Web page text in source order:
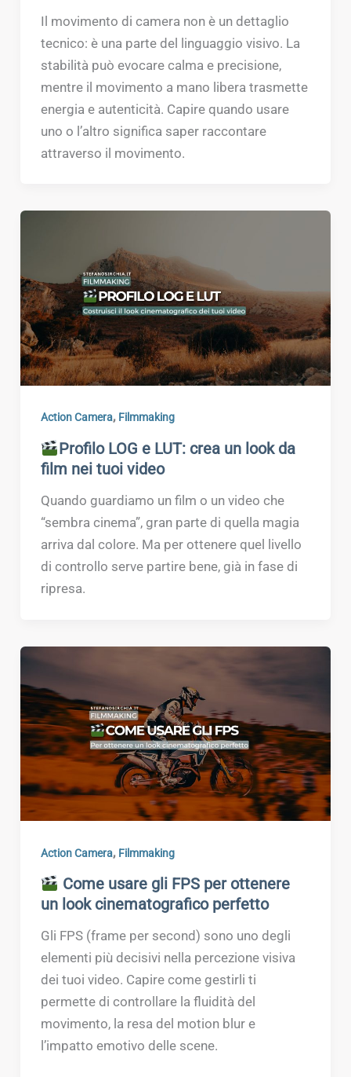
Il movimento di camera non è un dettaglio
tecnico: è una parte del linguaggio visivo. La
stabilità può evocare calma e precisione,
mentre il movimento a mano libera trasmette
energia e autenticità. Capire quando usare
uno o l’altro significa saper raccontare
attraverso il movimento.
Action Camera, Filmmaking
Profilo LOG e LUT: crea un look da
film nei tuoi video
Quando guardiamo un film o un video che
“sembra cinema”, gran parte di quella magia
arriva dal colore. Ma per ottenere quel livello
di controllo serve partire bene, già in fase di
ripresa.
Action Camera, Filmmaking
Come usare gli FPS per ottenere
un look cinematografico perfetto
Gli FPS (frame per second) sono uno degli
elementi più decisivi nella percezione visiva
dei tuoi video. Capire come gestirli ti
permette di controllare la fluidità del
movimento, la resa del motion blur e
l’impatto emotivo delle scene.